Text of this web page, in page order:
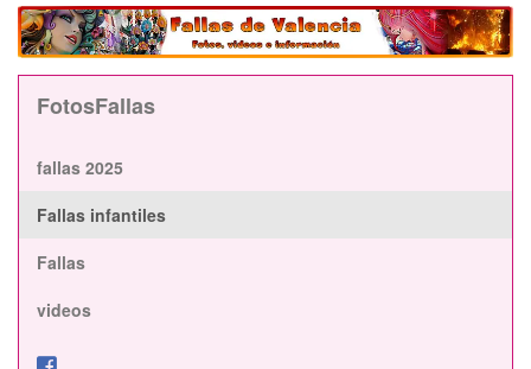
FotosFallas
fallas 2025
Fallas infantiles
Fallas
videos